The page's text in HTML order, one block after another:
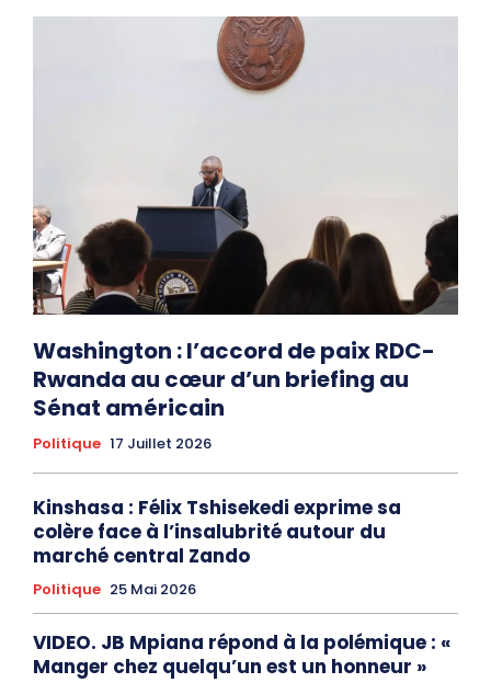
Washington : l’accord de paix RDC-
Rwanda au cœur d’un briefing au
Sénat américain
Politique 17 Juillet 2026
Kinshasa : Félix Tshisekedi exprime sa
colère face à l’insalubrité autour du
marché central Zando
Politique 25 Mai 2026
VIDEO. JB Mpiana répond à la polémique : «
Manger chez quelqu’un est un honneur »